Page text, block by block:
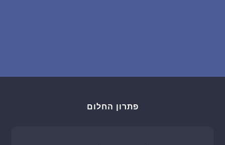
פתרון החלום